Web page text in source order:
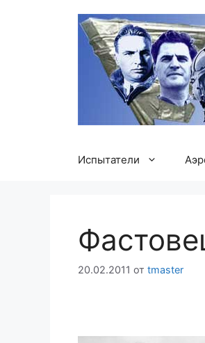
Испытатели
20.02.2011 от tmaster